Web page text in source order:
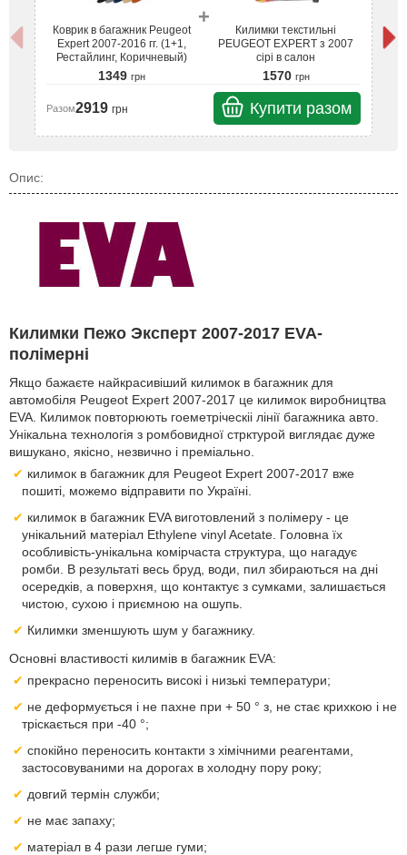
Коврик в багажник Peugeot
Expert 2007-2016 гг. (1+1,
Рестайлинг, Коричневый)
1349 грн
+
Килимки текстильні
PEUGEOT EXPERT з 2007
сірі в салон
1570 грн
Разом2919 грн Купити разом
Опис:
Килимки Пежо Эксперт 2007-2017 EVA-
полімерні
Якщо бажаєте найкрасивіший килимок в багажник для
автомобіля Peugeot Expert 2007-2017 це килимок виробництва
EVA. Килимок повторюють гоеметріческіі лінії багажника авто.
Унікальна технологія з ромбовидної стрктурой виглядає дуже
вишукано, якісно, незвично і преміально.
килимок в багажник для Peugeot Expert 2007-2017 вже
пошиті, можемо відправити по Україні.
килимок в багажник EVA виготовлений з полімеру - це
унікальний матеріал Ethylene vinyl Acetate. Головна їх
особливість-унікальна комірчаста структура, що нагадує
ромби. В результаті весь бруд, води, пил збираються на дні
осередків, а поверхня, що контактує з сумками, залишається
чистою, сухою і приємною на ошупь.
Килимки зменшують шум у багажнику.
Основні властивості килимів в багажник EVA:
прекрасно переносить високі і низькі температури;
не деформується і не пахне при + 50 ° з, не стає крихкою і не
тріскається при -40 °;
спокійно переносить контакти з хімічними реагентами,
застосовуваними на дорогах в холодну пору року;
довгий термін служби;
не має запаху;
матеріал в 4 рази легше гуми;